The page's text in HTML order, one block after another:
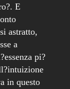
E
astratto,
a
pi?
in questo